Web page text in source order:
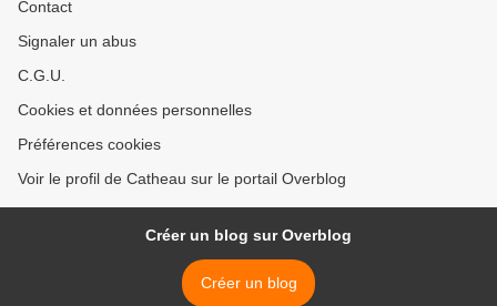
Contact
Signaler un abus
C.G.U.
Cookies et données personnelles
Préférences cookies
Voir le profil de Catheau sur le portail Overblog
Créer un blog sur Overblog
Créer un blog